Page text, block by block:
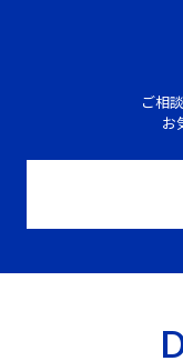
ご相
お